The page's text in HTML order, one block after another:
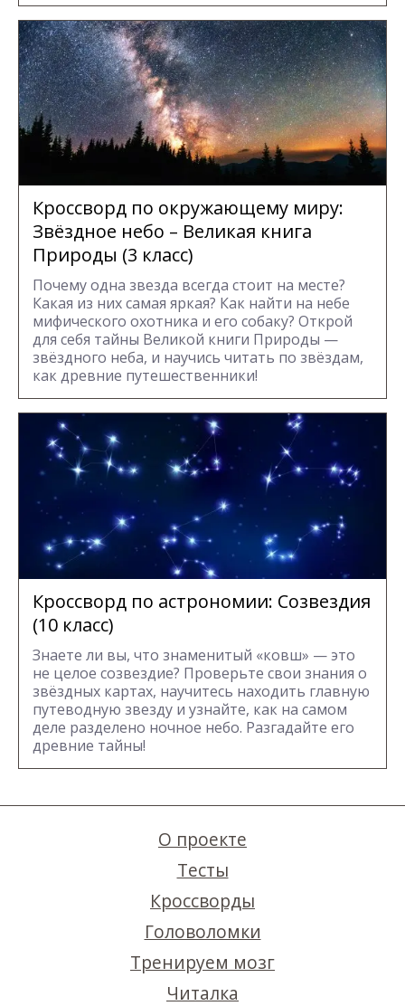
Кроссворд по окружающему миру:
Звёздное небо – Великая книга
Природы (3 класс)
Почему одна звезда всегда стоит на месте?
Какая из них самая яркая? Как найти на небе
мифического охотника и его собаку? Открой
для себя тайны Великой книги Природы —
звёздного неба, и научись читать по звёздам,
как древние путешественники!
Кроссворд по астрономии: Созвездия
(10 класс)
Знаете ли вы, что знаменитый «ковш» — это
не целое созвездие? Проверьте свои знания о
звёздных картах, научитесь находить главную
путеводную звезду и узнайте, как на самом
деле разделено ночное небо. Разгадайте его
древние тайны!
О проекте
Тесты
Кроссворды
Головоломки
Тренируем мозг
Читалка